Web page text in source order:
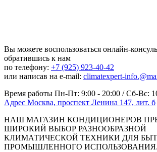
Вы можете воспользоваться онлайн-
обратившись к нам
по телефону: +7 (925) 923-40-42
или написав на e-mail: climatexpert-
Время работы Пн-Пт: 9:00 - 20:00 / Сб-Вс:
Адрес Москва, проспект Ленина 147, лит. б
НАШ МАГАЗИН КОНДИЦИОНЕРОВ
ШИРОКИЙ ВЫБОР РАЗНООБРАЗНОЙ
КЛИМАТИЧЕСКОЙ ТЕХНИКИ ДЛЯ
ПРОМЫШЛЕННОГО ИСПОЛЬЗОВАНИЯ.